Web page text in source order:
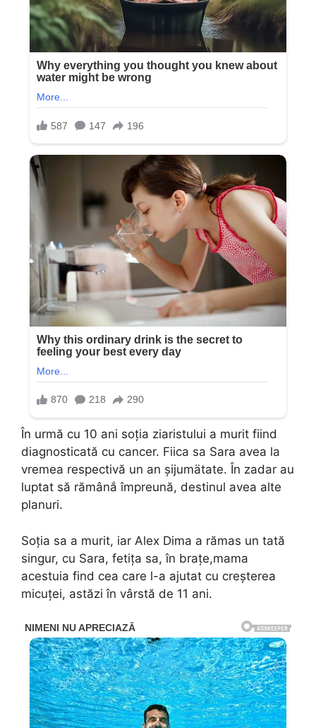
În urmă cu 10 ani soţia ziaristului a murit fiind
diagnosticată cu cancer. Fiica sa Sara avea la
vremea respectivă un an șijumätate. În zadar au
luptat să rămânắ împreună, destinul avea alte
planuri.
Soția sa a murit, iar Alex Dima a rămas un tată
singur, cu Sara, fetița sa, în brațe,mama
acestuia find cea care l-a ajutat cu creșterea
micuței, astăzi în vârstă de 11 ani.